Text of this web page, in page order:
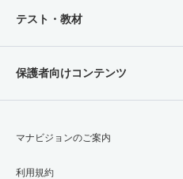
テスト・教材
保護者向けコンテンツ
マナビジョンのご案内
利用規約